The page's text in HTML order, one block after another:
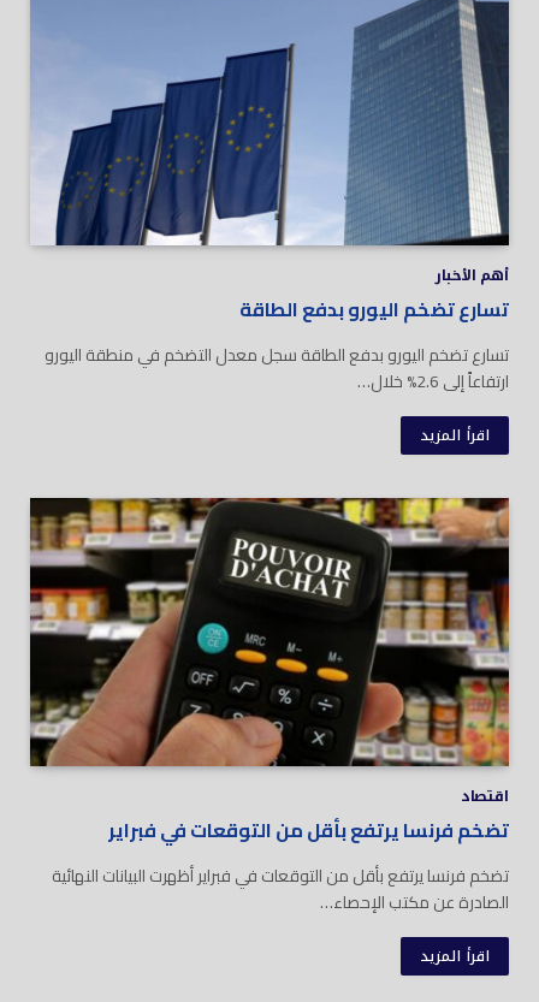
أهم الأخبار
تسارع تضخم اليورو بدفع الطاقة
تسارع تضخم اليورو بدفع الطاقة سجل معدل التضخم في منطقة اليورو
ارتفاعاً إلى 2.6% خلال…
اقرأ المزيد
اقتصاد
تضخم فرنسا يرتفع بأقل من التوقعات في فبراير
تضخم فرنسا يرتفع بأقل من التوقعات في فبراير أظهرت البيانات النهائية
الصادرة عن مكتب الإحصاء…
اقرأ المزيد